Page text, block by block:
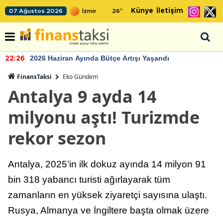
07 Ağustos 2026 26° Künye İletişim
22:26 2026 Haziran Ayında Bütçe Artışı Yaşandı
FinansTaksi Eko Gündem
Antalya 9 ayda 14
milyonu aştı! Turizmde
rekor sezon
Antalya, 2025’in ilk dokuz ayında 14 milyon 91
bin 318 yabancı turisti ağırlayarak tüm
zamanların en yüksek ziyaretçi sayısına ulaştı.
Rusya, Almanya ve İngiltere başta olmak üzere